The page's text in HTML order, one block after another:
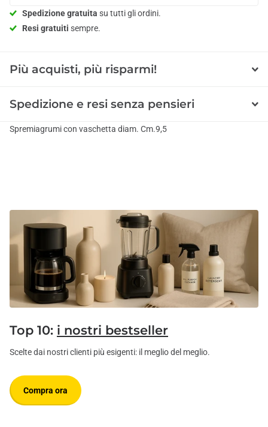
Spedizione gratuita su tutti gli ordini.
Resi gratuiti sempre.
Più acquisti, più risparmi!
Spedizione e resi senza pensieri
Spremiagrumi con vaschetta diam. Cm.9,5
Top 10: i nostri bestseller
Scelte dai nostri clienti più esigenti: il meglio del meglio.
Compra ora